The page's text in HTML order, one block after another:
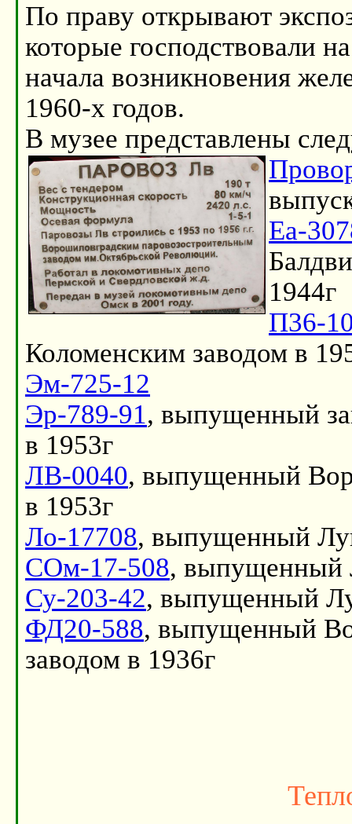
По праву открывают
которые господствовали
начала возникновения
1960-х годов.
В музее представлены
Еа-
1944г
П36-
Коломенским заводом в
Эм-725-12
Эр-789-91, выпущенный
в 1953г
ЛВ-0040, выпущенный
в 1953г
Ло-17708, выпущенный
СОм-17-508, выпущенный
Су-203-42, выпущенный
ФД20-588, выпущенный
заводом в 1936г